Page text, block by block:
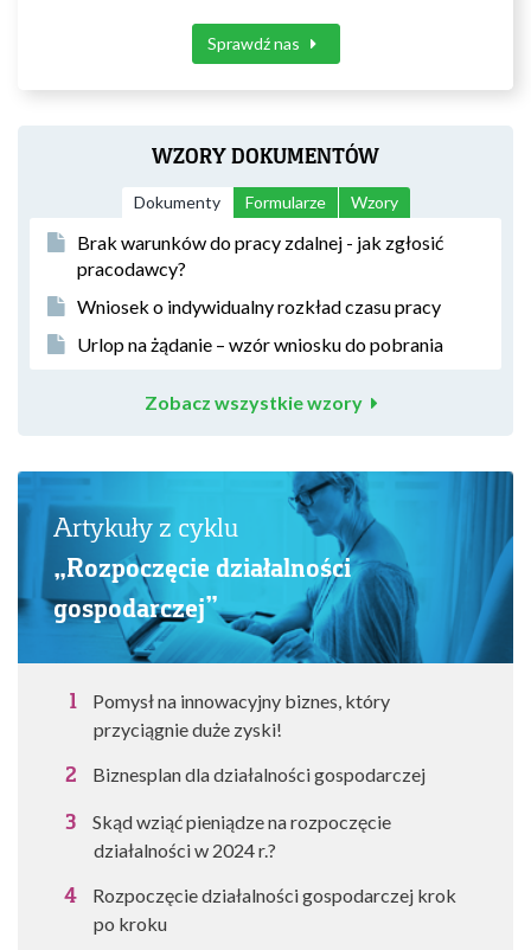
Sprawdź nas
WZORY DOKUMENTÓW
Dokumenty Formularze Wzory
Brak warunków do pracy zdalnej - jak zgłosić
pracodawcy?
Wniosek o indywidualny rozkład czasu pracy
Urlop na żądanie – wzór wniosku do pobrania
Zobacz wszystkie wzory
Artykuły z cyklu
„Rozpoczęcie działalności
gospodarczej”
Pomysł na innowacyjny biznes, który
przyciągnie duże zyski!
Biznesplan dla działalności gospodarczej
Skąd wziąć pieniądze na rozpoczęcie
działalności w 2024 r.?
Rozpoczęcie działalności gospodarczej krok
po kroku